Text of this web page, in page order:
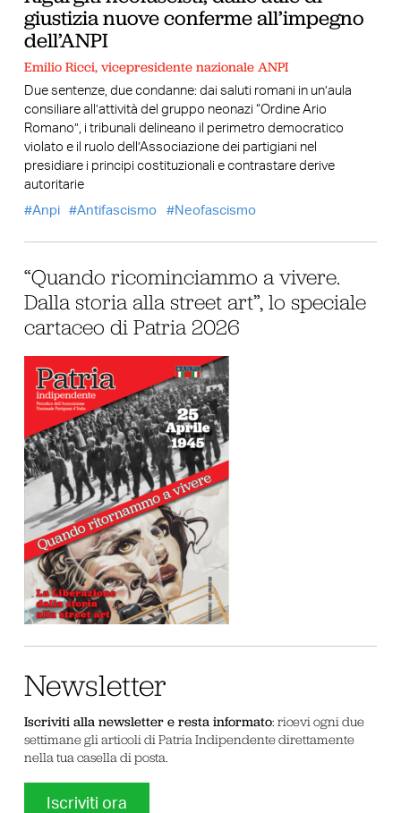
giustizia nuove conferme all’impegno
dell’ANPI
Emilio Ricci, vicepresidente nazionale ANPI
Due sentenze, due condanne: dai saluti romani in un’aula
consiliare all’attività del gruppo neonazi “Ordine Ario
Romano”, i tribunali delineano il perimetro democratico
violato e il ruolo dell’Associazione dei partigiani nel
presidiare i principi costituzionali e contrastare derive
autoritarie
Anpi
Antifascismo Neofascismo
“Quando ricominciammo a vivere.
Dalla storia alla street art”, lo speciale
cartaceo di Patria 2026
Newsletter
Iscriviti alla newsletter e resta informato: ricevi ogni due
settimane gli articoli di Patria Indipendente direttamente
nella tua casella di posta.
Iscriviti ora